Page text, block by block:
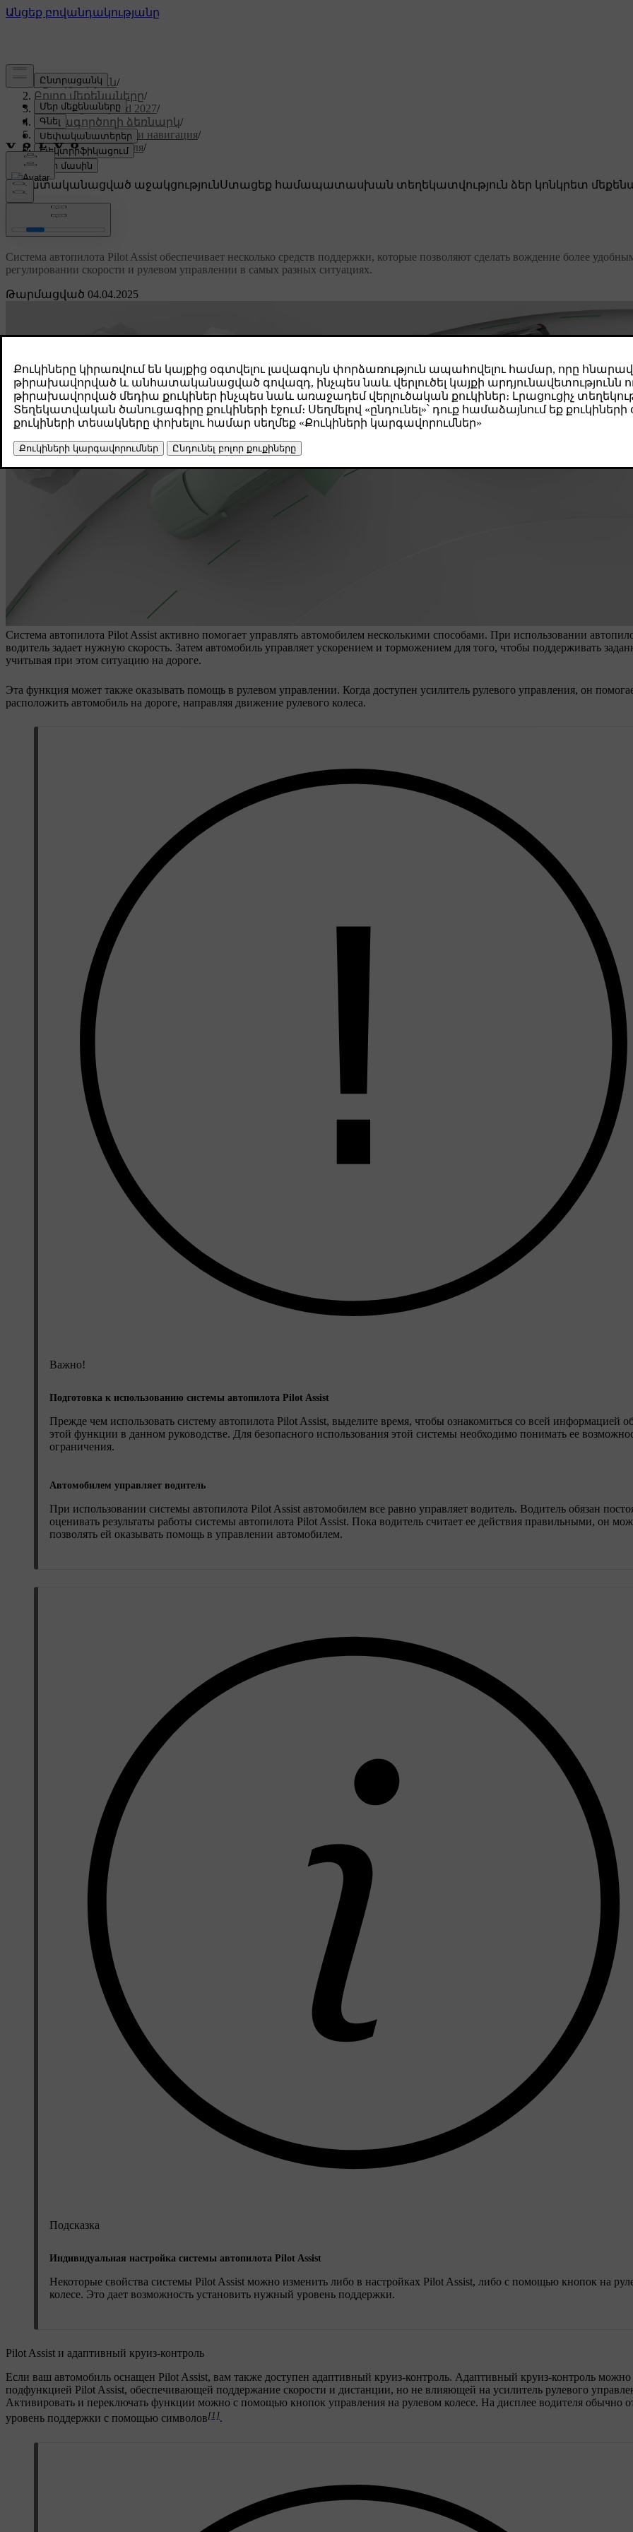
Աջակցություն/
Բոլոր մեքենաները/
XC60 Plug-in Hybrid 2027/
Օգտագործողի ձեռնարկ/
Поддержка водителя и навигация/
Поддержка водителя/
Pilot Assist
Անհատականացված աջակցությունՍտացեք համապատասխան տեղեկատվություն ձեր կոնկրետ
Մուտք գործել
Թարմացված 04.04.2025
Pilot Assist
Система автопилота Pilot Assist обеспечивает несколько средств поддержки, которые позволяют сделать вождение более
регулировании скорости и рулевом управлении в самых разных ситуациях.
Система автопилота Pilot Assist активно помогает управлять автомобилем несколькими способами. При использовании
водитель задает нужную скорость. Затем автомобиль управляет ускорением и торможением для того, чтобы поддерживать
учитывая при этом ситуацию на дороге.
Эта функция может также оказывать помощь в рулевом управлении. Когда доступен усилитель рулевого управления, он
расположить автомобиль на дороге, направляя движение рулевого колеса.
Важно!
Подготовка к использованию системы автопилота Pilot Assist
Прежде чем использовать систему автопилота Pilot Assist, выделите время, чтобы ознакомиться со всей информацией
этой функции в данном руководстве. Для безопасного использования этой системы необходимо понимать ее
ограничения.
Автомобилем управляет водитель
При использовании системы автопилота Pilot Assist автомобилем все равно управляет водитель. Водитель обязан
оценивать результаты работы системы автопилота Pilot Assist. Пока водитель считает ее действия правильными, он
позволять ей оказывать помощь в управлении автомобилем.
Подсказка
Индивидуальная настройка системы автопилота Pilot Assist
Некоторые свойства системы Pilot Assist можно изменить либо в настройках Pilot Assist, либо с помощью кнопок на
колесе. Это дает возможность установить нужный уровень поддержки.
Pilot Assist и адаптивный круиз-контроль
Если ваш автомобиль оснащен Pilot Assist, вам также доступен адаптивный круиз-контроль. Адаптивный круиз-контроль можно
подфункцией Pilot Assist, обеспечивающей поддержание скорости и дистанции, но не влияющей на усилитель рулевого
Активировать и переключать функции можно с помощью кнопок управления на рулевом колесе. На дисплее водителя обычно
уровень поддержки с помощью символов[1].